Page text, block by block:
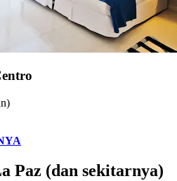
Paz (dan sekitarnya)